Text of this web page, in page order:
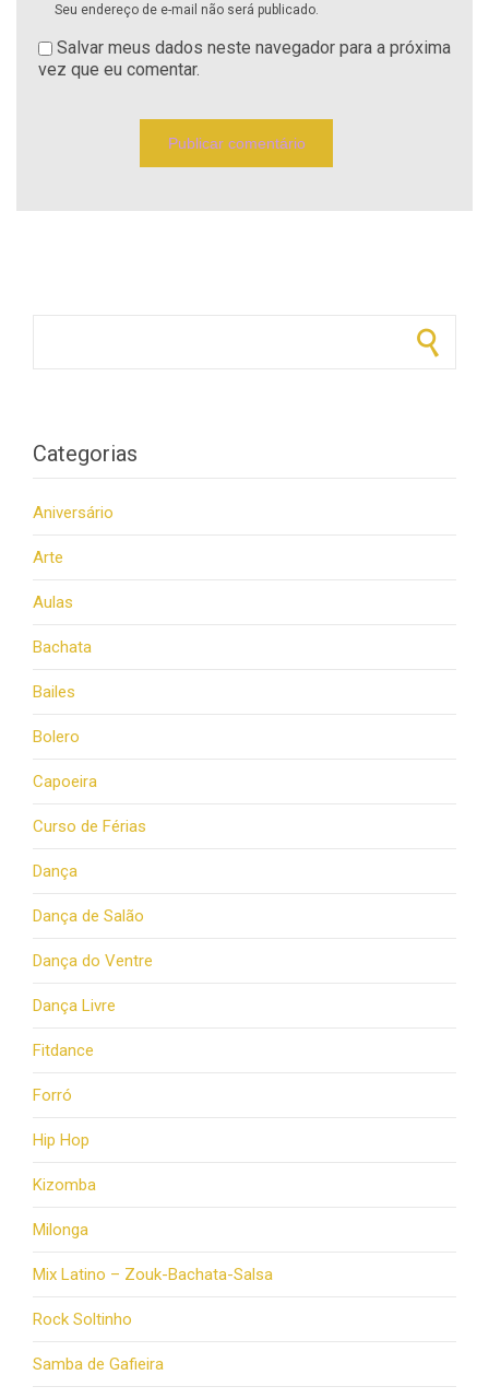
Seu endereço de e-mail não será publicado.
Salvar meus dados neste navegador para a próxima
vez que eu comentar.
Categorias
Aniversário
Arte
Aulas
Bachata
Bailes
Bolero
Capoeira
Curso de Férias
Dança
Dança de Salão
Dança do Ventre
Dança Livre
Fitdance
Forró
Hip Hop
Kizomba
Milonga
Mix Latino – Zouk-Bachata-Salsa
Rock Soltinho
Samba de Gafieira